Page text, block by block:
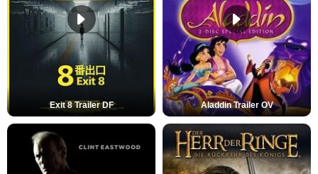
Exit 8 Trailer DF Aladdin Trailer OV